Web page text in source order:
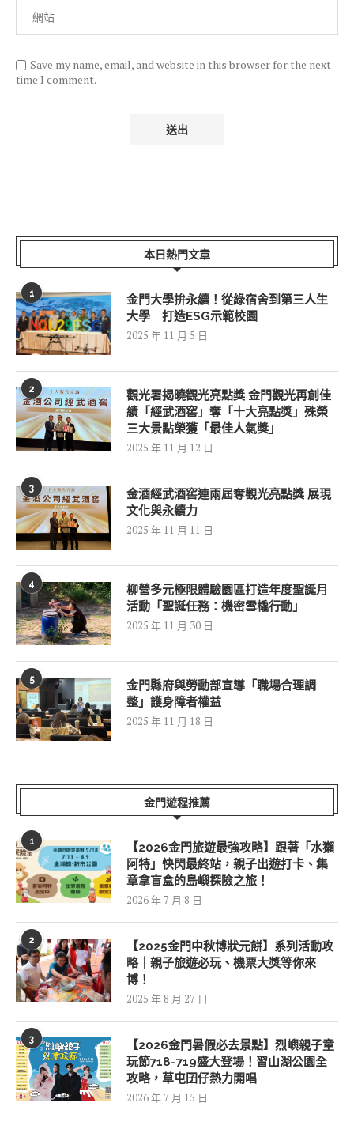
Save my name, email, and website in this browser for the next
time I comment.
本日熱門文章
1
金門大學拚永續！從綠宿舍到第三人生
大學 打造ESG示範校園
2025 年 11 月 5 日
2
觀光署揭曉觀光亮點獎 金門觀光再創佳
績「經武酒窖」奪「十大亮點獎」殊榮
三大景點榮獲「最佳人氣獎」
2025 年 11 月 12 日
3
金酒經武酒窖連兩屆奪觀光亮點獎 展現
文化與永續力
2025 年 11 月 11 日
4
柳營多元極限體驗園區打造年度聖誕月
活動「聖誕任務：機密雪橇行動」
2025 年 11 月 30 日
5
金門縣府與勞動部宣導「職場合理調
整」護身障者權益
2025 年 11 月 18 日
金門遊程推薦
1
【2026金門旅遊最強攻略】跟著「水獺
阿特」快閃最終站，親子出遊打卡、集
章拿盲盒的島嶼探險之旅！
2026 年 7 月 8 日
2
【2025金門中秋博狀元餅】系列活動攻
略｜親子旅遊必玩、機票大獎等你來
博！
2025 年 8 月 27 日
3
【2026金門暑假必去景點】烈嶼親子童
玩節718-719盛大登場！習山湖公園全
攻略，草屯囝仔熱力開唱
2026 年 7 月 15 日